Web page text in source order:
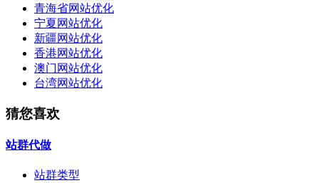
青海省网站优化
宁夏网站优化
新疆网站优化
香港网站优化
澳门网站优化
台湾网站优化
猜您喜欢
站群代做
站群类型